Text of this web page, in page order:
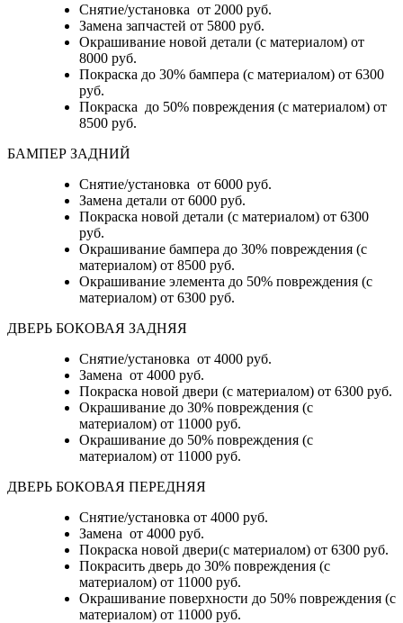
Снятие/установка от 2000 руб.
Замена запчастей от 5800 руб.
Окрашивание новой детали (с материалом) от
8000 руб.
Покраска до 30% бампера (с материалом) от 6300
руб.
Покраска до 50% повреждения (с материалом) от
8500 руб.
БАМПЕР ЗАДНИЙ
Снятие/установка от 6000 руб.
Замена детали от 6000 руб.
Покраска новой детали (с материалом) от 6300
руб.
Окрашивание бампера до 30% повреждения (с
материалом) от 8500 руб.
Окрашивание элемента до 50% повреждения (с
материалом) от 6300 руб.
ДВЕРЬ БОКОВАЯ ЗАДНЯЯ
Снятие/установка от 4000 руб.
Замена от 4000 руб.
Покраска новой двери (с материалом) от 6300 руб.
Окрашивание до 30% повреждения (с
материалом) от 11000 руб.
Окрашивание до 50% повреждения (с
материалом) от 11000 руб.
ДВЕРЬ БОКОВАЯ ПЕРЕДНЯЯ
Снятие/установка от 4000 руб.
Замена от 4000 руб.
Покраска новой двери(с материалом) от 6300 руб.
Покрасить дверь до 30% повреждения (с
материалом) от 11000 руб.
Окрашивание поверхности до 50% повреждения (с
материалом) от 11000 руб.